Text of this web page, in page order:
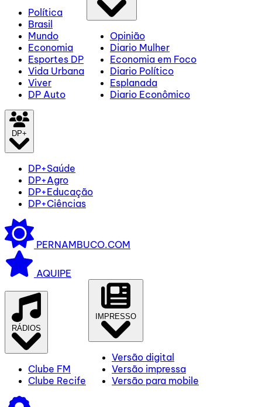
Política
Brasil
Mundo
Economia
Esportes DP
Vida Urbana
Viver
DP Auto
Opinião
Diario Mulher
Economia em Foco
Diario Político
Esplanada
Diario Econômico
DP+
DP+Saúde
DP+Agro
DP+Educação
DP+Ciências
PERNAMBUCO.COM
AQUIPE
RÁDIOS
Clube FM
Clube Recife
IMPRESSO
Versão digital
Versão impressa
Versão para mobile